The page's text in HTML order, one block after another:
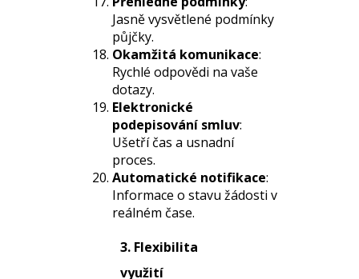
Jasně vysvětlené podmínky
půjčky.
Okamžitá komunikace:
Rychlé odpovědi na vaše
dotazy.
Elektronické
podepisování smluv:
Ušetří čas a usnadní
proces.
Automatické notifikace:
Informace o stavu žádosti v
reálném čase.
3. Flexibilita
využití